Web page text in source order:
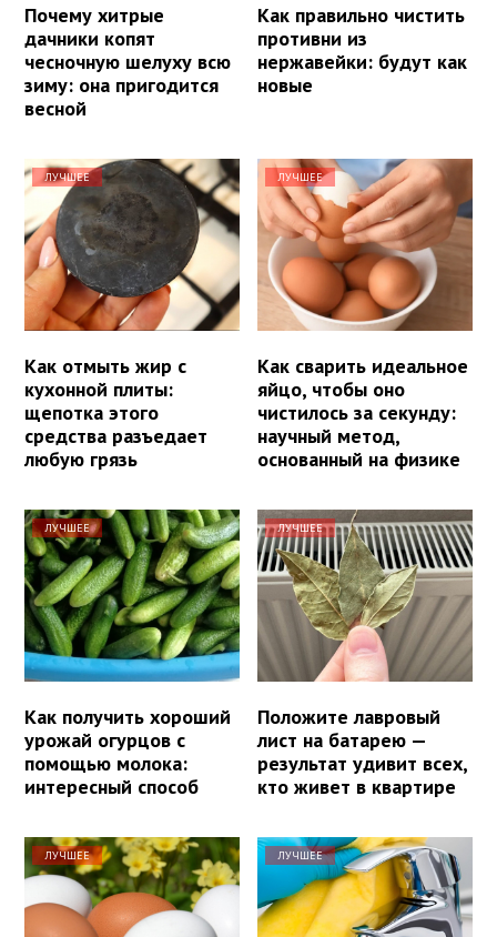
Почему хитрые
дачники копят
чесночную шелуху всю
зиму: она пригодится
весной
Как правильно чистить
противни из
нержавейки: будут как
новые
ЛУЧШЕЕ
Как отмыть жир с
кухонной плиты:
щепотка этого
средства разъедает
любую грязь
ЛУЧШЕЕ
Как сварить идеальное
яйцо, чтобы оно
чистилось за секунду:
научный метод,
основанный на физике
ЛУЧШЕЕ
Как получить хороший
урожай огурцов с
помощью молока:
интересный способ
ЛУЧШЕЕ
Положите лавровый
лист на батарею —
результат удивит всех,
кто живет в квартире
ЛУЧШЕЕ ЛУЧШЕЕ